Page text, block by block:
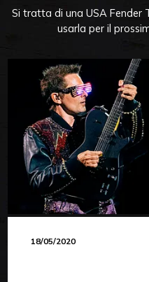
Si tratta di una USA Fender
usarla per il
18/05/2020